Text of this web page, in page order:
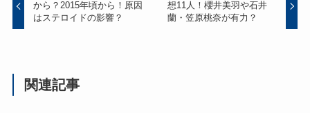
から？2015年頃から！原因
はステロイドの影響？
想11人！櫻井美羽や石井
蘭・笠原桃奈が有力？
関連記事